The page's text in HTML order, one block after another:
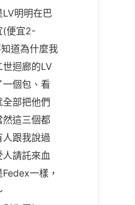
明明在巴
(便宜2-
道為什麼我
迴廊的LV
一個包、看
部把他們
然這三個都
跟我說過
請託來血
一樣，